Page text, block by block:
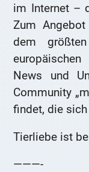
im Internet –
Zum
dem
News und
Community
findet, die
Tierliebe ist
———-